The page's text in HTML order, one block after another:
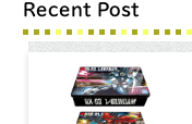
Recent Post